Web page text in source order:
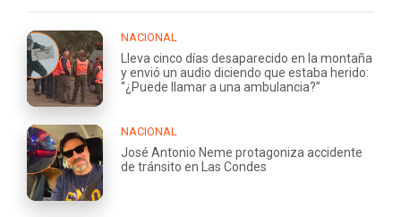
NACIONAL
Lleva cinco días desaparecido en la montaña
y envió un audio diciendo que estaba herido:
“¿Puede llamar a una ambulancia?”
NACIONAL
José Antonio Neme protagoniza accidente
de tránsito en Las Condes